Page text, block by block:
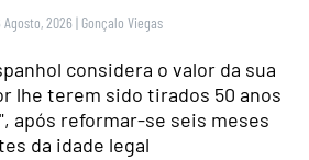
Agosto, 2026 | Gonçalo Viegas
considera o valor da sua
lhe terem sido tirados 50 anos
após reformar-se seis meses
da idade legal